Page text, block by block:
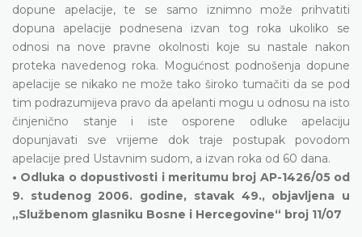
dopune apelacije, te se samo iznimno može prihvatiti
dopuna apelacije podnesena izvan tog roka ukoliko se
odnosi na nove pravne okolnosti koje su nastale nakon
proteka navedenog roka. Mogućnost podnošenja dopune
apelacije se nikako ne može tako široko tumačiti da se pod
tim podrazumijeva pravo da apelanti mogu u odnosu na isto
činjenično stanje i iste osporene odluke apelaciju
dopunjavati sve vrijeme dok traje postupak povodom
apelacije pred Ustavnim sudom, a izvan roka od 60 dana.
• Odluka o dopustivosti i meritumu broj AP-1426/05 od
9. studenog 2006. godine, stavak 49., objavljena u
„Službenom glasniku Bosne i Hercegovine“ broj 11/07